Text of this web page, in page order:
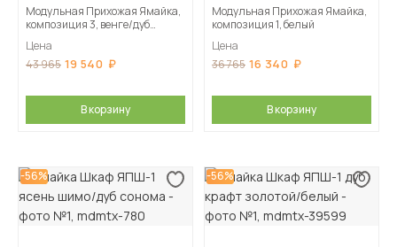
Модульная Прихожая Ямайка,
композиция 3, венге/дуб
Цена
43 965 19 540
В корзину
Модульная Прихожая Ямайка,
композиция 1, белый
Цена
36 765 16 340
В корзину
-56% -56%